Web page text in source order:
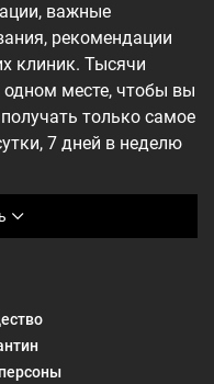
важные
рекомендации
клиник. Тысячи
одном месте, чтобы вы
только самое
7 дней в неделю